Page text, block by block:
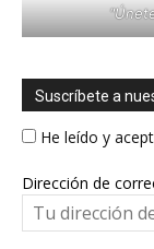
Suscríbete a
He leído y
Dirección de